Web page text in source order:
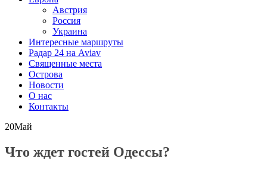
Австрия
Россия
Украина
Интересные маршруты
Радар 24 на Aviav
Священные места
Острова
Новости
О нас
Контакты
20Май
Что ждет гостей Одессы?